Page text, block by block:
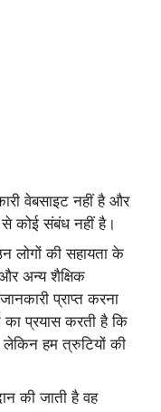
वेबसाइट नहीं है और
से कोई संबंध नहीं है।
लोगों की सहायता के
अन्य शैक्षिक
प्राप्त करना
का प्रयास करती है कि
हम त्रुटियों की
की जाती है वह